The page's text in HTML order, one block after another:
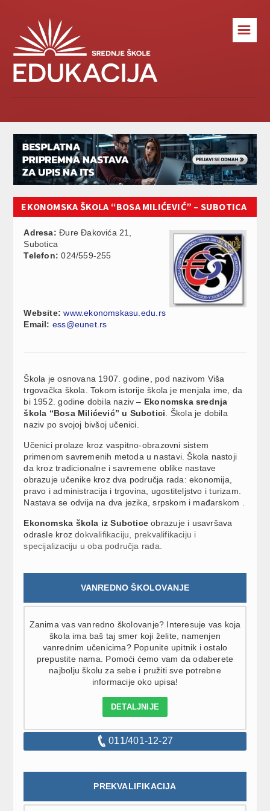
☰
EKONOMSKA ŠKOLA “BOSA MILIĆEVIĆ” – SUBOTICA
Adresa: Đure Đakovića 21,
Subotica
Telefon: 024/559-255
Website: www.ekonomskasu.edu.rs
Email: ess@eunet.rs
Škola je osnovana 1907. godine, pod nazivom Viša
trgovačka škola. Tokom istorije škola je menjala ime, da
bi 1952. godine dobila naziv – Ekonomska srednja
škola “Bosa Milićević” u Subotici . Škola je dobila
naziv po svojoj bivšoj učenici.
Učenici prolaze kroz vaspitno-obrazovni sistem
primenom savremenih metoda u nastavi. Škola nastoji
da kroz tradicionalne i savremene oblike nastave
obrazuje učenike kroz dva područja rada: ekonomija,
pravo i administracija i trgovina, ugostiteljstvo i turizam.
Nastava se odvija na dva jezika, srpskom i mađarskom .
Ekonomska škola iz Subotice obrazuje i usavršava
odrasle krozdokvalifikaciju, prekvalifikaciju i
specijalizaciju u oba područja rada.
VANREDNO ŠKOLOVANJE
Zanima vas vanredno školovanje? Interesuje vas koja
škola ima baš taj smer koji želite, namenjen
vanrednim učenicima? Popunite upitnik i ostalo
prepustite nama. Pomoći ćemo vam da odaberete
najbolju školu za sebe i pružiti sve potrebne
informacije oko upisa!
DETALJNIJE
011/401-12-27
PREKVALIFIKACIJA